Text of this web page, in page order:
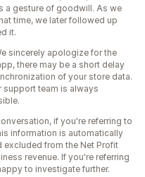
a gesture of goodwill. As we
time, we later followed up
it.
sincerely apologize for the
there may be a short delay
of your store data.
support team is always
if you're referring to
information is automatically
from the Net Profit
revenue. If you're referring
to investigate further.